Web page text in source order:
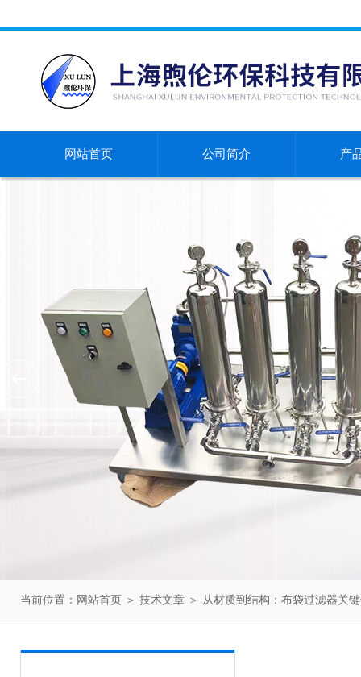
网站首页 公司简介 产
当前位置： 网站首页 ＞ 技术文章 ＞ 从材质到结构：布袋过滤器关